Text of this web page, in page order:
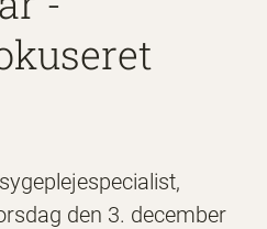
den 3. december